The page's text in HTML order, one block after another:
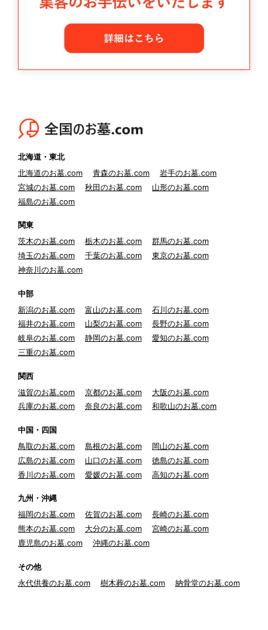
北海道・東北
北海道のお墓.com
青森のお墓.com
岩手のお墓.com
宮城のお墓.com
秋田のお墓.com
山形のお墓.com
福島のお墓.com
関東
茨木のお墓.com
栃木のお墓.com
群馬のお墓.com
埼玉のお墓.com
千葉のお墓.com
東京のお墓.com
神奈川のお墓.com
中部
新潟のお墓.com
富山のお墓.com
石川のお墓.com
福井のお墓.com
山梨のお墓.com
長野のお墓.com
岐阜のお墓.com
静岡のお墓.com
愛知のお墓.com
三重のお墓.com
関西
滋賀のお墓.com
京都のお墓.com
大阪のお墓.com
兵庫のお墓.com
奈良のお墓.com 和歌山のお墓.com
中国・四国
鳥取のお墓.com
島根のお墓.com
岡山のお墓.com
広島のお墓.com
山口のお墓.com
徳島のお墓.com
香川のお墓.com
愛媛のお墓.com 高知のお墓.com
九州・沖縄
福岡のお墓.com
佐賀のお墓.com
長崎のお墓.com
熊本のお墓.com
大分のお墓.com
宮崎のお墓.com
鹿児島のお墓.com
沖縄のお墓.com
その他
永代供養のお墓.com
樹木葬のお墓.com 納骨堂のお墓.com